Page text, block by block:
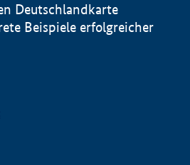
Deutschlandkarte
Beispiele erfolgreicher